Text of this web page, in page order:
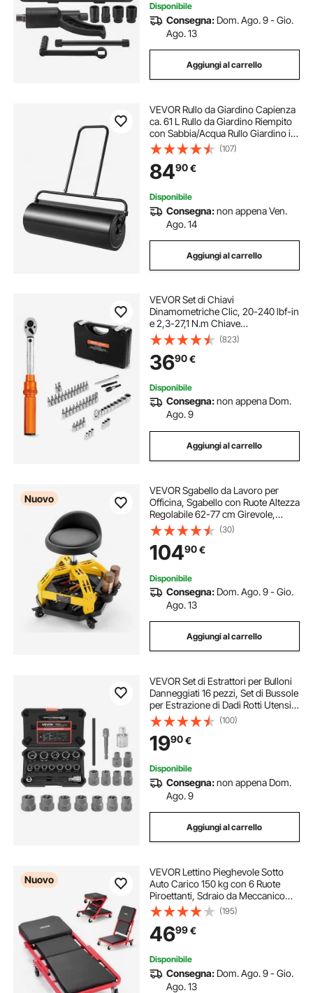
Disponibile
Consegna: Dom. Ago. 9 - Gio.
Ago. 13
Aggiungi al carrello
VEVOR Rullo da Giardino Capienza
ca. 61 L Rullo da Giardino Riempito
con Sabbia/Acqua Rullo Giardino in
Acciaio, Rullo con Maniglia
Ergonomica a Forma di U, Rullo da
Livellare Prato da Giardino Parco
(107)
8490€
Disponibile
Consegna:non appena Ven.
Ago. 14
Aggiungi al carrello
VEVOR Set di Chiavi
Dinamometriche Clic, 20-240 lbf-in
e 2,3-27,1 N.m Chiave
Dinamometrica a Scatto,
Bidirezionali e Bilance a Doppia
Portata, 72 Denti, con Adattatori,
Barra di Prolunga, Arancione
(823)
3690€
Disponibile
Consegna:non appena Dom.
Ago. 9
Aggiungi al carrello
Nuovo
VEVOR Sgabello da Lavoro per
Officina, Sgabello con Ruote Altezza
Regolabile 62-77 cm Girevole,
Vassoio Porta Attrezzi Sedile con
Schienale, Sedia da Lavoro
Meccanico Porta Utensili con
Ruote, Giallo
(30)
10490€
Disponibile
Consegna: Dom. Ago. 9 - Gio.
Ago. 13
Aggiungi al carrello
VEVOR Set di Estrattori per Bulloni
Danneggiati 16 pezzi, Set di Bussole
per Estrazione di Dadi Rotti Utensili
per Rimozione Bulloni Danneggiati
per Uso con Chiave Dinamometrica
Trapano Elettrico
(100)
1990€
Disponibile
Consegna:non appena Dom.
Ago. 9
Aggiungi al carrello
Nuovo
VEVOR Lettino Pieghevole Sotto
Auto Carico 150 kg con 6 Ruote
Piroettanti, Sdraio da Meccanico
Pieghevole 920 mm Poggiatesta
Sotto Veicoli Riparazioni Auto da
Officina Garage, Acciaio al
Carbonio
(195)
4699€
Disponibile
Consegna: Dom. Ago. 9 - Gio.
Ago. 13